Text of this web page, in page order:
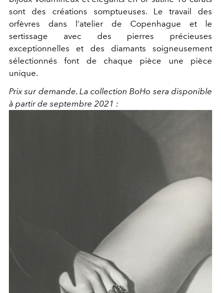
sont des créations somptueuses. Le travail des
orfèvres dans l'atelier de Copenhague et le
sertissage avec des pierres précieuses
exceptionnelles et des diamants soigneusement
sélectionnés font de chaque pièce une pièce
unique.
Prix sur demande. La collection BoHo sera disponible
à partir de septembre 2021 :